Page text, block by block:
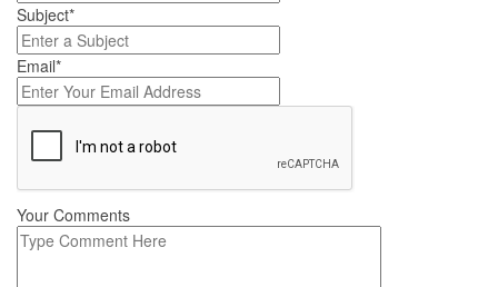
Subject*
Email*
Your Comments